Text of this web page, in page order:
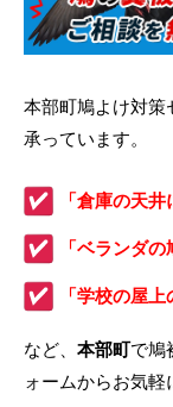
本部町鳩よけ対策
承っています。
「倉庫の天
「ベランダ
「学校の屋
など、 本部町で鳩
ォームからお気軽